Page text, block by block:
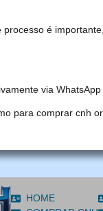
é
via
para comprar cnh
HOME